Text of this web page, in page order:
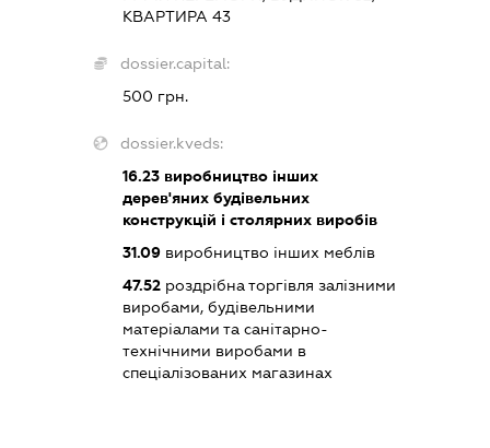
КВАРТИРА 43
dossier.capital:
500 грн.
dossier.kveds:
16.23виробництво інших
дерев'яних будівельних
конструкцій і столярних виробів
31.09виробництво інших меблів
47.52роздрібна торгівля залізними
виробами, будівельними
матеріалами та санітарно-
технічними виробами в
спеціалізованих магазинах